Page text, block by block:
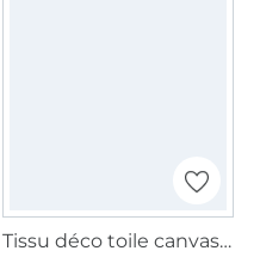
Tissu déco toile canvas uni, moutarde